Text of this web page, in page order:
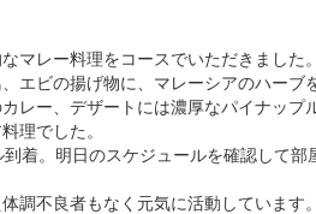
マレー料理をコースでいただきました
エビの揚げ物に、マレーシアのハー
レー、デザートには濃厚なパイナップ
理でした。
着。明日のスケジュールを確認して部
調不良者もなく元気に活動しています。